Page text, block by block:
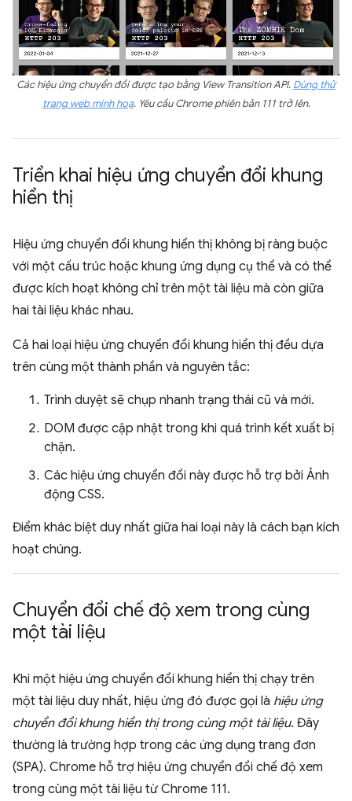
Các hiệu ứng chuyển đổi được tạo bằng View Transition API. Dùng thử
trang web minh hoạ. Yêu cầu Chrome phiên bản 111 trở lên.
Triển khai hiệu ứng chuyển đổi khung
hiển thị
Hiệu ứng chuyển đổi khung hiển thị không bị ràng buộc
với một cấu trúc hoặc khung ứng dụng cụ thể và có thể
được kích hoạt không chỉ trên một tài liệu mà còn giữa
hai tài liệu khác nhau.
Cả hai loại hiệu ứng chuyển đổi khung hiển thị đều dựa
trên cùng một thành phần và nguyên tắc:
Trình duyệt sẽ chụp nhanh trạng thái cũ và mới.
DOM được cập nhật trong khi quá trình kết xuất bị
chặn.
Các hiệu ứng chuyển đổi này được hỗ trợ bởi Ảnh
động CSS.
Điểm khác biệt duy nhất giữa hai loại này là cách bạn kích
hoạt chúng.
Chuyển đổi chế độ xem trong cùng
một tài liệu
Khi một hiệu ứng chuyển đổi khung hiển thị chạy trên
một tài liệu duy nhất, hiệu ứng đó được gọi là hiệu ứng
chuyển đổi khung hiển thị trong cùng một tài liệu. Đây
thường là trường hợp trong các ứng dụng trang đơn
(SPA). Chrome hỗ trợ hiệu ứng chuyển đổi chế độ xem
trong cùng một tài liệu từ Chrome 111.